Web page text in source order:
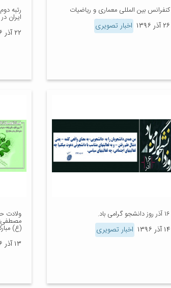
کنفرانس بین المللی معماری و ریاضیات
۲۶ آذر ۱۳۹۶ اخبار تصویری
رتبه
ایران
۲۲ آذر ۱۳۹۶
۱۶ آذر روز دانشجو گرامی باد.
۱۴ آذر ۱۳۹۶ اخبار تصویری
ولادت
(ع)
۱۳ آذر ۱۳۹۶